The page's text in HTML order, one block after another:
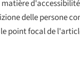
delle persone
point focal de